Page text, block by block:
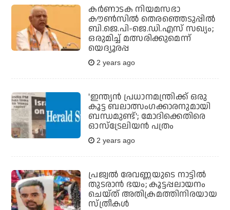
കര്‍ണാടക നിയമസഭാ
കൗണ്‍സില്‍ തെരഞ്ഞെടുപ്പില്‍
ബി.ജെ.പി-ജെ.ഡി.എസ് സഖ്യം;
ഒരുമിച്ച് മത്സരിക്കുമെന്ന്
യെദ്യൂരപ്പ
2 years ago
'ഇന്ത്യന്‍ പ്രധാനമന്ത്രിക്ക് ഒരു
കൂട്ട ബലാത്സംഗക്കാരനുമായി
ബന്ധമുണ്ട്'; മോദിക്കെതിരെ
ഓസ്ട്രേലിയന്‍ പത്രം
2 years ago
പ്രജ്വല്‍ രേവണ്ണയുടെ നാട്ടില്‍
തുടരാന്‍ ഭയം; കൂട്ടപ്പലായനം
ചെയ്ത് അതിക്രമത്തിനിരയായ
സ്ത്രീകൾ